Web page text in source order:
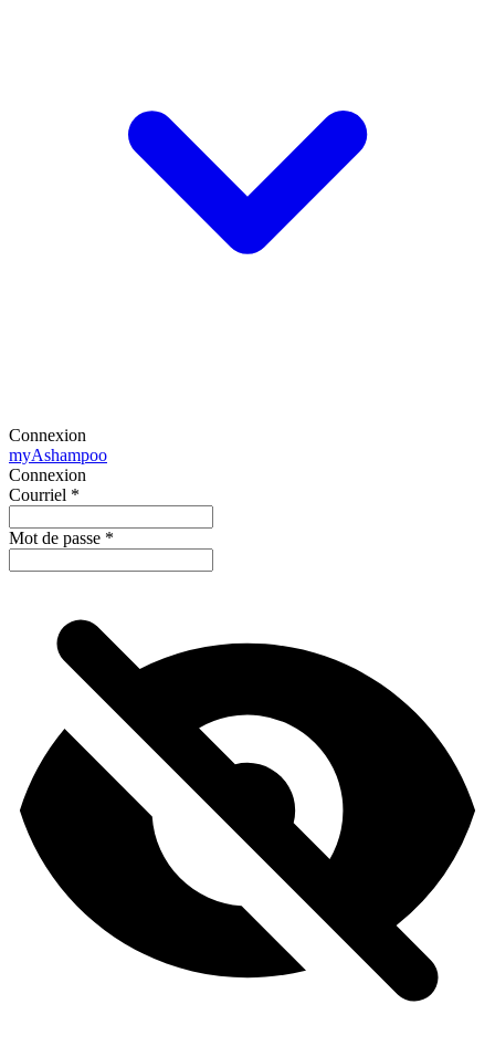
Connexion
myAshampoo
Connexion
Courriel *
Mot de passe *